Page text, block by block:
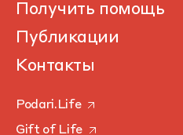
Получить помощь
Публикации
Контакты
Podari.Life
Gift of Life